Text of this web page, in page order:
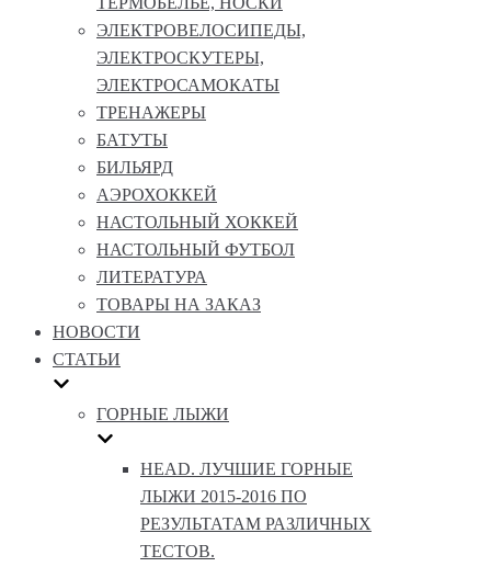
ЭЛЕКТРОВЕЛОСИПЕДЫ,
ЭЛЕКТРОСКУТЕРЫ,
ЭЛЕКТРОСАМОКАТЫ
ТРЕНАЖЕРЫ
БАТУТЫ
БИЛЬЯРД
АЭРОХОККЕЙ
НАСТОЛЬНЫЙ ХОККЕЙ
НАСТОЛЬНЫЙ ФУТБОЛ
ЛИТЕРАТУРА
ТОВАРЫ НА ЗАКАЗ
НОВОСТИ
СТАТЬИ
ГОРНЫЕ ЛЫЖИ
HEAD. ЛУЧШИЕ ГОРНЫЕ
ЛЫЖИ 2015-2016 ПО
РЕЗУЛЬТАТАМ РАЗЛИЧНЫХ
ТЕСТОВ.